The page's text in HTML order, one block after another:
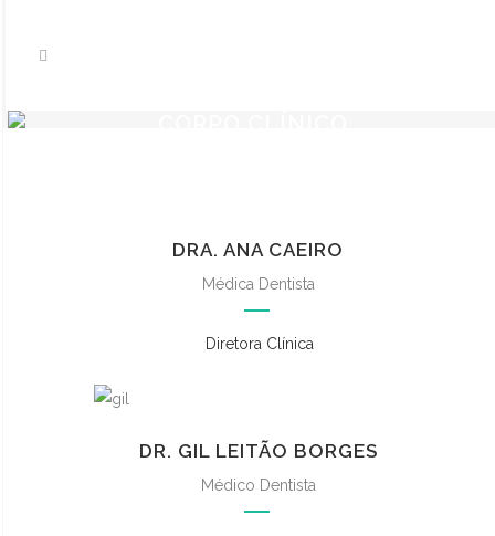
DRA. ANA CAEIRO
Médica Dentista
Diretora Clínica
DR. GIL LEITÃO BORGES
Médico Dentista